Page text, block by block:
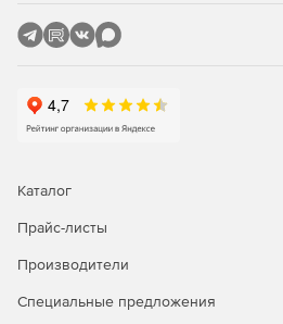
Автоматические обновления
режиме. Автоматическая
мешает работе компьютера.
Поддержка 64-разрябных
Поддержка расширяемых
Поддержка межсетевого
Каталог
Прайс-листы
Производители
Специальные предложения